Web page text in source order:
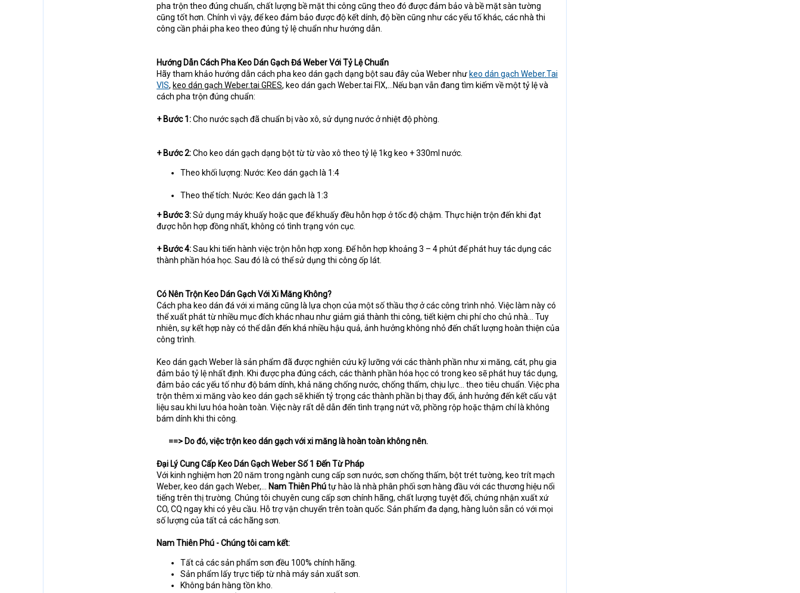
pha trộn theo đúng chuẩn, chất lượng bề mặt thi công cũng theo đó được đảm bảo và bề mặt sàn tường
cũng tốt hơn. Chính vì vậy, để keo đảm bảo được độ kết dính, độ bền cũng như các yếu tố khác, các nhà thi
công cần phải pha keo theo đúng tỷ lệ chuẩn như hướng dẫn.
Hướng Dẫn Cách Pha Keo Dán Gạch Đá Weber Với Tỷ Lệ Chuẩn
Hãy tham khảo hướng dẫn cách pha keo dán gạch dạng bột sau đây của Weber như keo dán gạch Weber.Tai
VIS, keo dán gạch Weber.tai GRES, keo dán gạch Weber.tai FIX,…Nếu bạn vẫn đang tìm kiếm về một tỷ lệ và
cách pha trộn đúng chuẩn:
+ Bước 1:Cho nước sạch đã chuẩn bị vào xô, sử dụng nước ở nhiệt độ phòng.
+ Bước 2:Cho keo dán gạch dạng bột từ từ vào xô theo tỷ lệ 1kg keo + 330ml nước.
Theo khối lượng: Nước: Keo dán gạch là 1:4
Theo thể tích: Nước: Keo dán gạch là 1:3
+ Bước 3:Sử dụng máy khuấy hoặc que để khuấy đều hỗn hợp ở tốc độ chậm. Thực hiện trộn đến khi đạt
được hỗn hợp đồng nhất, không có tình trạng vón cục.
+ Bước 4:Sau khi tiến hành việc trộn hỗn hợp xong. Để hỗn hợp khoảng 3 – 4 phút để phát huy tác dụng các
thành phần hóa học. Sau đó là có thể sử dụng thi công ốp lát.
Có Nên Trộn Keo Dán Gạch Với Xi Măng Không?
Cách pha keo dán đá với xi măng cũng là lựa chọn của một số thầu thợ ở các công trình nhỏ. Việc làm này có
thể xuất phát từ nhiều mục đích khác nhau như giảm giá thành thi công, tiết kiệm chi phí cho chủ nhà… Tuy
nhiên, sự kết hợp này có thể dẫn đến khá nhiều hậu quả, ảnh hưởng không nhỏ đến chất lượng hoàn thiện của
công trình.
Keo dán gạch Weber là sản phẩm đã được nghiên cứu kỹ lưỡng với các thành phần như xi măng, cát, phụ gia
đảm bảo tỷ lệ nhất định. Khi được pha đúng cách, các thành phần hóa học có trong keo sẽ phát huy tác dụng,
đảm bảo các yếu tố như độ bám dính, khả năng chống nước, chống thấm, chịu lực… theo tiêu chuẩn. Việc pha
trộn thêm xi măng vào keo dán gạch sẽ khiến tỷ trọng các thành phần bị thay đổi, ảnh hưởng đến kết cấu vật
liệu sau khi lưu hóa hoàn toàn. Việc này rất dễ dẫn đến tình trạng nứt vỡ, phồng rộp hoặc thậm chí là không
bám dính khi thi công.
==> Do đó, việc trộn keo dán gạch với xi măng là hoàn toàn không nên.
Đại Lý Cung Cấp Keo Dán Gạch Weber Số 1 Đến Từ Pháp
Với kinh nghiệm hơn 20 năm trong ngành cung cấp sơn nước, sơn chống thấm, bột trét tường, keo trít mạch
Weber, keo dán gạch Weber,...
Nam Thiên Phútự hào là nhà phân phối sơn hàng đầu với các thương hiệu nổi
tiếng trên thị trường. Chúng tôi chuyên cung cấp sơn chính hãng, chất lượng tuyệt đối, chứng nhận xuất xứ
CO, CQ ngay khi có yêu cầu. Hỗ trợ vận chuyển trên toàn quốc. Sản phẩm đa dạng, hàng luôn sẵn có với mọi
số lượng của tất cả các hãng sơn.
Nam Thiên Phú - Chúng tôi cam kết:
Tất cả các sản phẩm sơn đều 100% chính hãng.
Sản phẩm lấy trực tiếp từ nhà máy sản xuất sơn.
Không bán hàng tồn kho.